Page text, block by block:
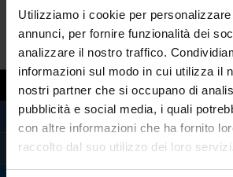
Utilizziamo i cookie per
annunci, per fornire funzionalità dei
analizzare il nostro traffico.
informazioni sul modo in cui utilizza il
nostri partner che si occupano di
pubblicità e social media, i quali
con altre informazioni che ha fornito
raccolto dal suo utilizzo dei loro servizi.
correla sicuramente al mio
finanziere in quanto nelle
il reparto di Criminologia.
Ma penso che lo studio in
permette di raggiungere un
unmindset
molto importante sia per lo
ancheper le gareperché il